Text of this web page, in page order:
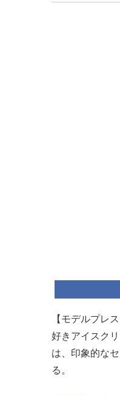
【モデルプレ
好きアイスク
は、印象的な
る。